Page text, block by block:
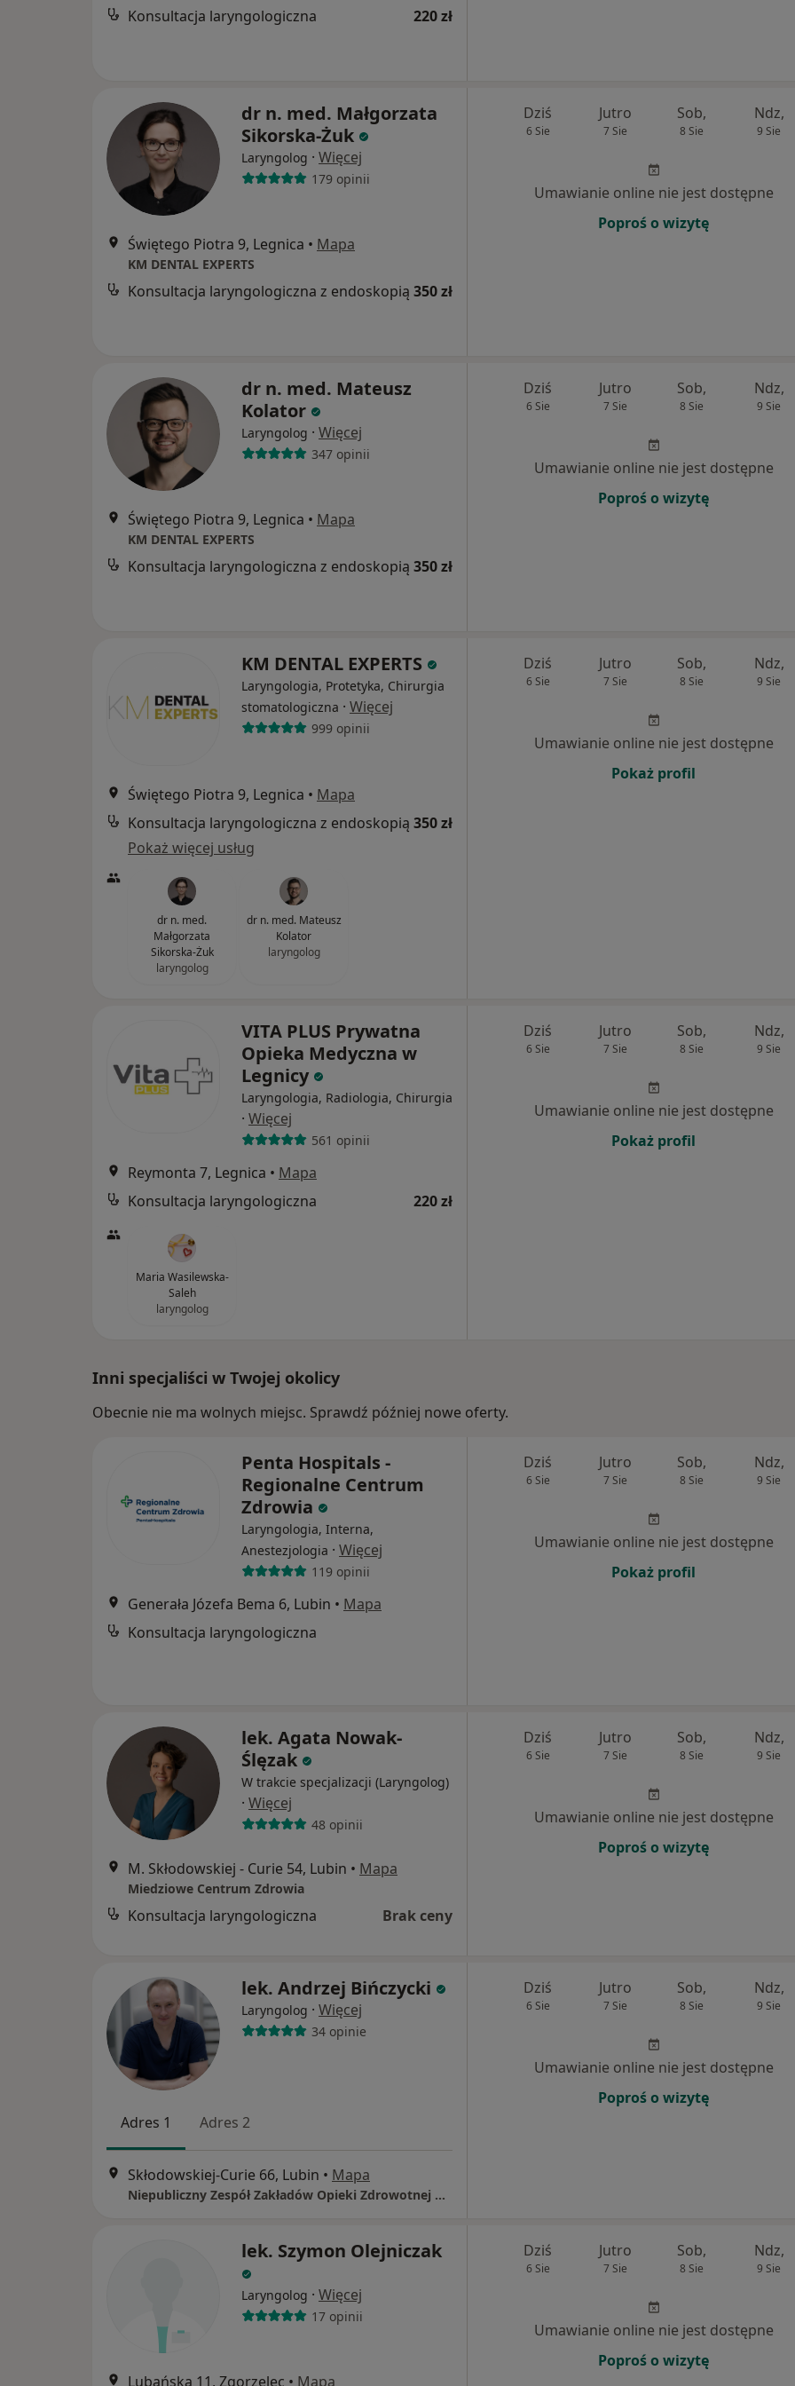
Konsultacja laryngologiczna 220 zł
dr n. med. Małgorzata
Sikorska-Żuk
Laryngolog · Więcej
179 opinii
Świętego Piotra 9, Legnica • Mapa
KM DENTAL EXPERTS
Konsultacja laryngologiczna z endoskopią 350 zł
Dziś
6 Sie
Jutro
7 Sie
Sob,
8 Sie
Ndz,
9 Sie
Umawianie online nie jest dostępne
Poproś o wizytę
dr n. med. Mateusz
Kolator
Laryngolog · Więcej
347 opinii
Świętego Piotra 9, Legnica • Mapa
KM DENTAL EXPERTS
Konsultacja laryngologiczna z endoskopią 350 zł
Dziś
6 Sie
Jutro
7 Sie
Sob,
8 Sie
Ndz,
9 Sie
Umawianie online nie jest dostępne
Poproś o wizytę
KM DENTAL EXPERTS
Laryngologia, Protetyka, Chirurgia
stomatologiczna · Więcej
999 opinii
Świętego Piotra 9, Legnica • Mapa
Konsultacja laryngologiczna z endoskopią 350 zł
Pokaż więcej usług
dr n. med.
Małgorzata
Sikorska-Żuk
laryngolog
dr n. med. Mateusz
Kolator
laryngolog
Dziś
6 Sie
Jutro
7 Sie
Sob,
8 Sie
Ndz,
9 Sie
Umawianie online nie jest dostępne
Pokaż profil
VITA PLUS Prywatna
Opieka Medyczna w
Legnicy
Laryngologia, Radiologia, Chirurgia
· Więcej
561 opinii
Reymonta 7, Legnica • Mapa
Konsultacja laryngologiczna
220 zł
Maria Wasilewska-
Saleh
laryngolog
Dziś
6 Sie
Jutro
7 Sie
Sob,
8 Sie
Ndz,
9 Sie
Umawianie online nie jest dostępne
Pokaż profil
Inni specjaliści w Twojej okolicy
Obecnie nie ma wolnych miejsc. Sprawdź później nowe oferty.
Penta Hospitals -
Regionalne Centrum
Zdrowia
Laryngologia, Interna,
Anestezjologia · Więcej
119 opinii
Generała Józefa Bema 6, Lubin • Mapa
Konsultacja laryngologiczna
Dziś
6 Sie
Jutro
7 Sie
Sob,
8 Sie
Ndz,
9 Sie
Umawianie online nie jest dostępne
Pokaż profil
lek. Agata Nowak-
Ślęzak
W trakcie specjalizacji (Laryngolog)
· Więcej
48 opinii
M. Skłodowskiej - Curie 54, Lubin • Mapa
Miedziowe Centrum Zdrowia
Konsultacja laryngologiczna Brak ceny
Dziś
6 Sie
Jutro
7 Sie
Sob,
8 Sie
Ndz,
9 Sie
Umawianie online nie jest dostępne
Poproś o wizytę
lek. Andrzej Bińczycki
Laryngolog · Więcej
34 opinie
Adres 1 Adres 2
Skłodowskiej-Curie 66, Lubin • Mapa
Niepubliczny Zespół Zakładów Opieki Zdrowotnej Miedziowe Centrum Zdrowia
Dziś
6 Sie
Jutro
7 Sie
Sob,
8 Sie
Ndz,
9 Sie
Umawianie online nie jest dostępne
Poproś o wizytę
lek. Szymon Olejniczak
Laryngolog · Więcej
17 opinii
Lubańska 11, Zgorzelec • Mapa
Dziś
6 Sie
Jutro
7 Sie
Sob,
8 Sie
Ndz,
9 Sie
Umawianie online nie jest dostępne
Poproś o wizytę